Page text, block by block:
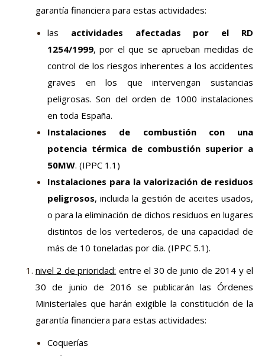
garantía financiera para estas actividades:
las actividades afectadas por el RD
1254/1999, por el que se aprueban medidas de
control de los riesgos inherentes a los accidentes
graves en los que intervengan sustancias
peligrosas. Son del orden de 1000 instalaciones
en toda España.
Instalaciones de combustión con una
potencia térmica de combustión superior a
50MW. (IPPC 1.1)
Instalaciones para la valorización de residuos
peligrosos, incluida la gestión de aceites usados,
o para la eliminación de dichos residuos en lugares
distintos de los vertederos, de una capacidad de
más de 10 toneladas por día. (IPPC 5.1).
nivel 2 de prioridad: entre el 30 de junio de 2014 y el
30 de junio de 2016 se publicarán las Órdenes
Ministeriales que harán exigible la constitución de la
garantía financiera para estas actividades:
Coquerías